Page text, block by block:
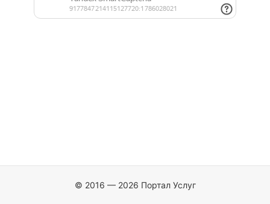
© 2016 — 2026 Портал Услуг